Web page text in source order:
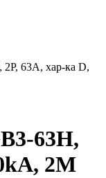
63A, хар-ка D,
63H,
2M